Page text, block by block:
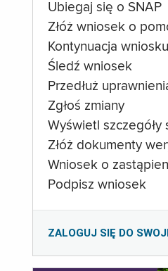
Ubiegaj się o SNAP
Złóż wniosek o
Kontynuacja wniosku
Śledź wniosek
Przedłuż
Zgłoś zmiany
Wyświetl szczegóły
Złóż dokumenty
Wniosek o
Podpisz wniosek
ZALOGUJ SIĘ DO